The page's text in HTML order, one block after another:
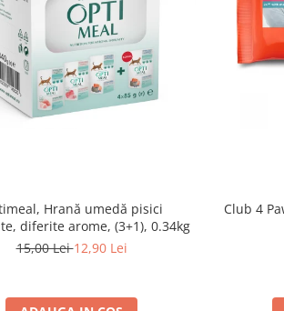
Hrană umedă pisici
diferite arome, (3+1), 0.34kg
15,00 Lei12,90 Lei
Club 4